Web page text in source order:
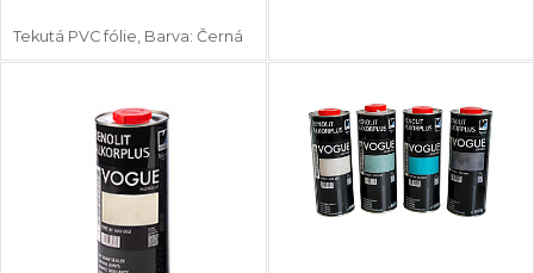
Tekutá PVC fólie, Barva: Černá